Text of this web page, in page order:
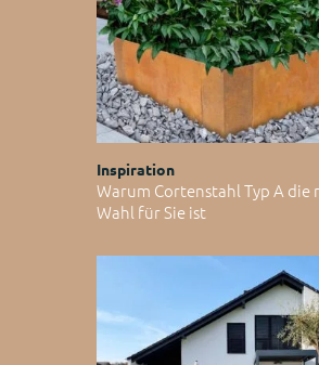
Inspiration
Warum Cortenstahl Typ A die
Wahl für Sie ist